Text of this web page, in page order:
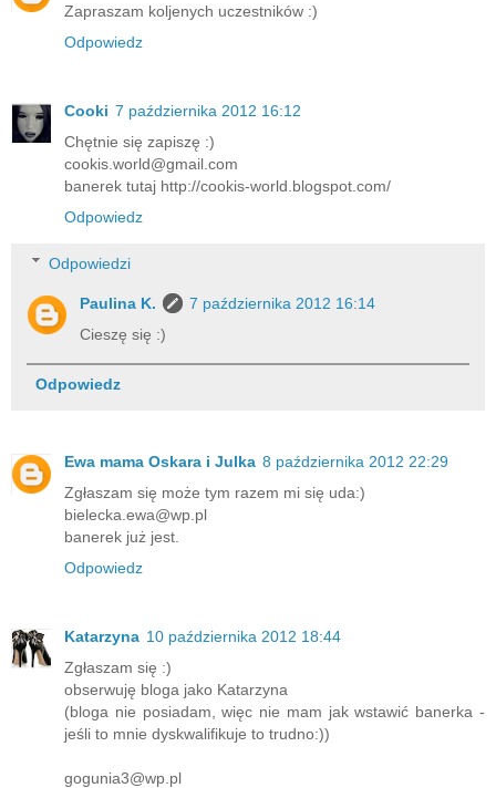
Zapraszam koljenych uczestników :)
Odpowiedz
Cooki 7 października 2012 16:12
Chętnie się zapiszę :)
cookis.world@gmail.com
banerek tutaj http://cookis-world.blogspot.com/
Odpowiedz
Odpowiedzi
Paulina K.
7 października 2012 16:14
Cieszę się :)
Odpowiedz
Ewa mama Oskara i Julka 8 października 2012 22:29
Zgłaszam się może tym razem mi się uda:)
bielecka.ewa@wp.pl
banerek już jest.
Odpowiedz
Katarzyna 10 października 2012 18:44
Zgłaszam się :)
obserwuję bloga jako Katarzyna
(bloga nie posiadam, więc nie mam jak wstawić banerka -
jeśli to mnie dyskwalifikuje to trudno:))
gogunia3@wp.pl